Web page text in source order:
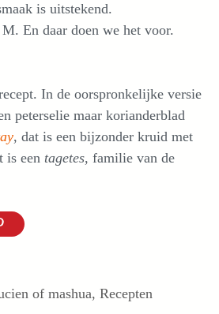
is uitstekend.
En daar doen we het voor.
In de oorspronkelijke versie
peterselie maar korianderblad
, dat is een bijzonder kruid met
is een tagetes, familie van de
of mashua, Recepten